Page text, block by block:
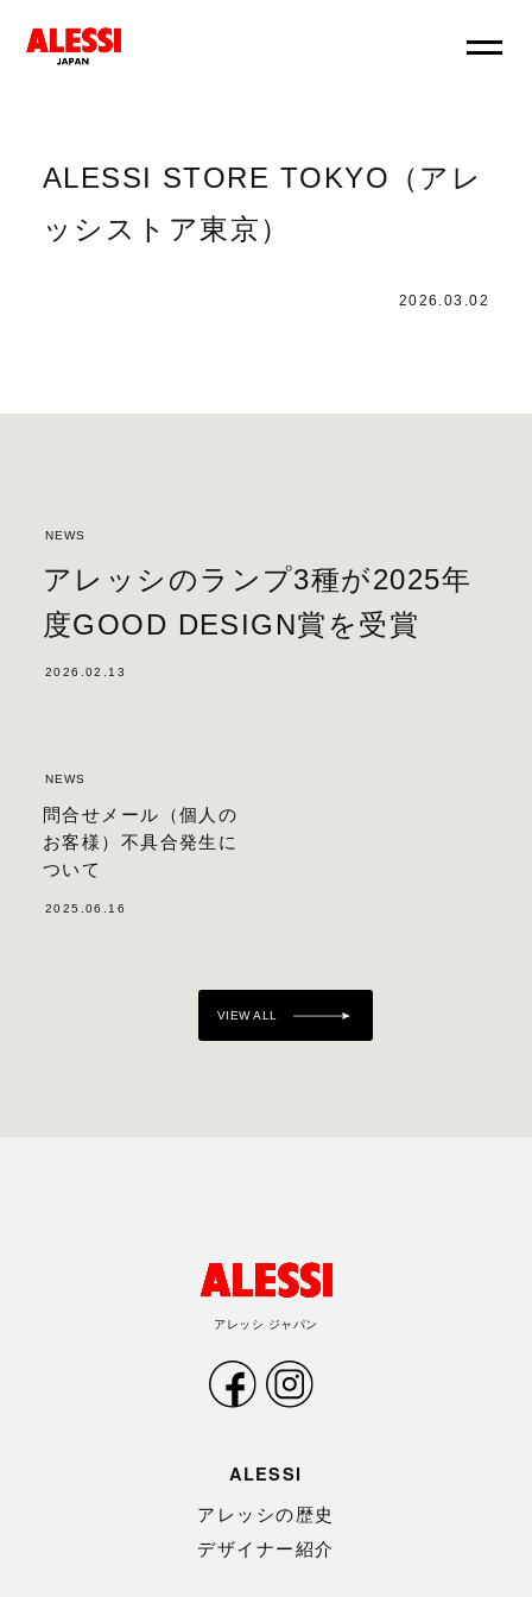
ALESSI STORE TOKYO（アレ
ッシストア東京）
2026.03.02
NEWS
アレッシのランプ3種が2025年
度GOOD DESIGN賞を受賞
2026.02.13
NEWS
問合せメール（個人の
お客様）不具合発生に
ついて
2025.06.16
VIEW ALL
アレッシ ジャパン
ALESSI
アレッシの歴史
デザイナー紹介